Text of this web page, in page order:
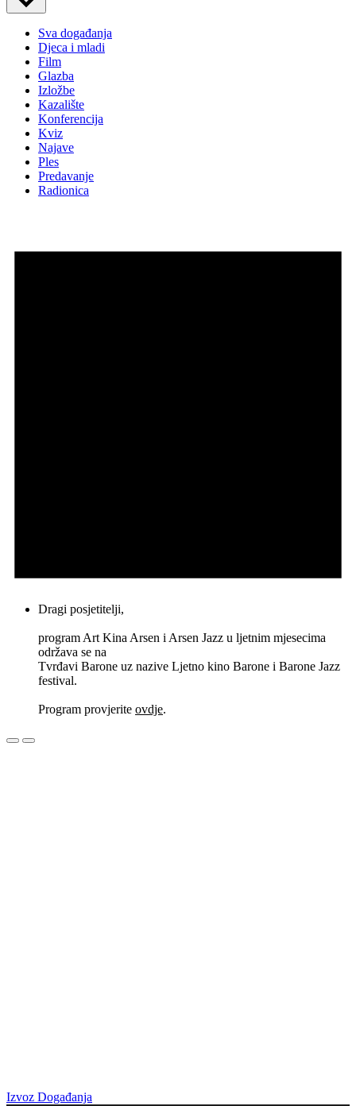
Sva događanja
Djeca i mladi
Film
Glazba
Izložbe
Kazalište
Konferencija
Kviz
Najave
Ples
Predavanje
Radionica
Dragi posjetitelji,
program Art Kina Arsen i Arsen Jazz u ljetnim mjesecima
održava se na
Tvrđavi Barone uz nazive Ljetno kino Barone i Barone Jazz
festival.
Program provjerite ovdje.
Izvoz Događanja